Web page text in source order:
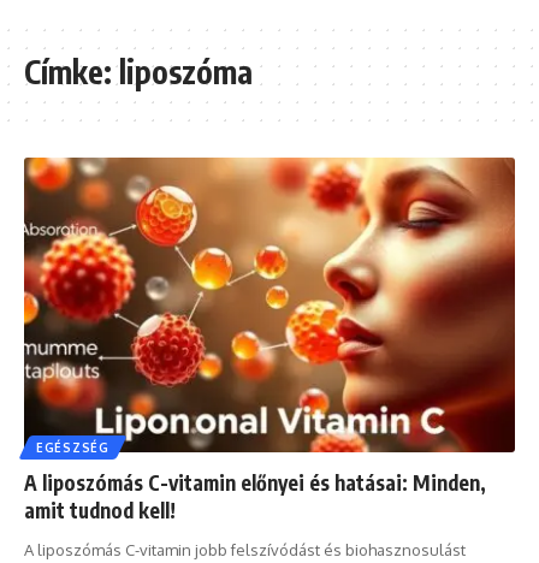
Címke:liposzóma
EGÉSZSÉG
A liposzómás C-vitamin előnyei és hatásai: Minden,
amit tudnod kell!
A liposzómás C-vitamin jobb felszívódást és biohasznosulást